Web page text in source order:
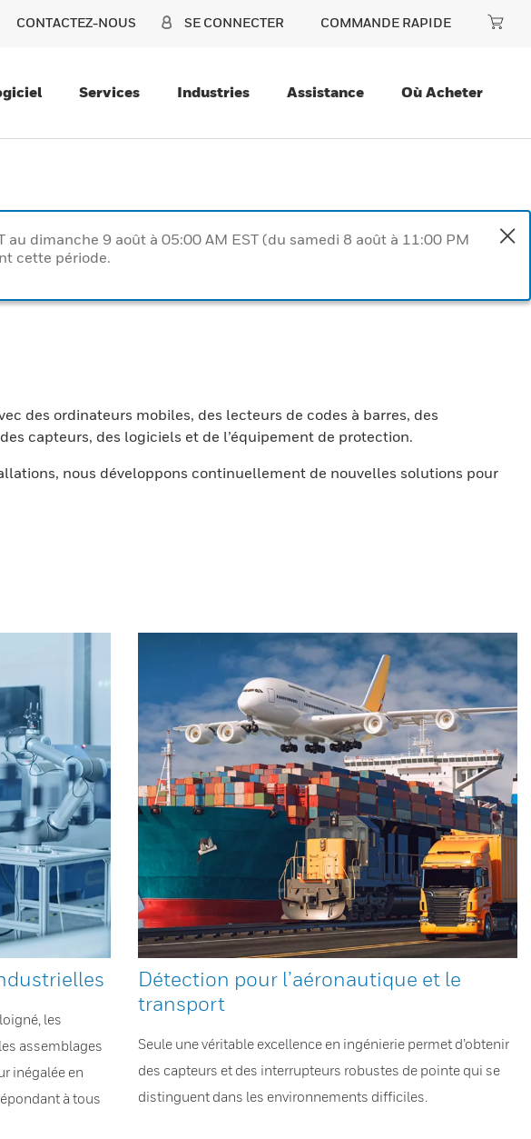
CONTACTEZ-NOUS SE CONNECTER COMMANDE RAPIDE
Services Industries Assistance Où Acheter
dimanche 9 août à 05:00 AM EST (du samedi 8 août à 11:00 PM
cette période.
des ordinateurs mobiles, des lecteurs de codes à barres, des
capteurs, des logiciels et de l’équipement de protection.
nous développons continuellement de nouvelles solutions pour
les
assemblages
inégalée en
à tous
Détection pour l’aéronautique et le
transport
Seule une véritable excellence en ingénierie permet d’obtenir
des capteurs et des interrupteurs robustes de pointe qui se
distinguent dans les environnements difficiles.